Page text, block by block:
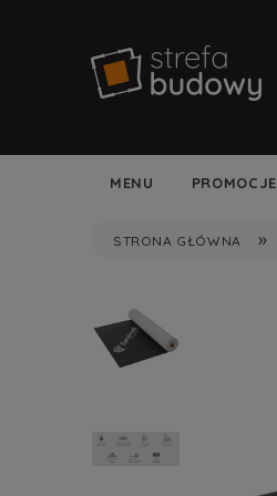
MENU PROMOCJE
STRONA GŁÓWNA »